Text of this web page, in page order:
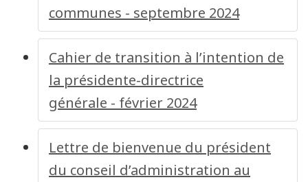
communes - septembre 2024
Cahier de transition à l’intention de
la présidente-directrice
générale - février 2024
Lettre de bienvenue du président
du conseil d’administration au